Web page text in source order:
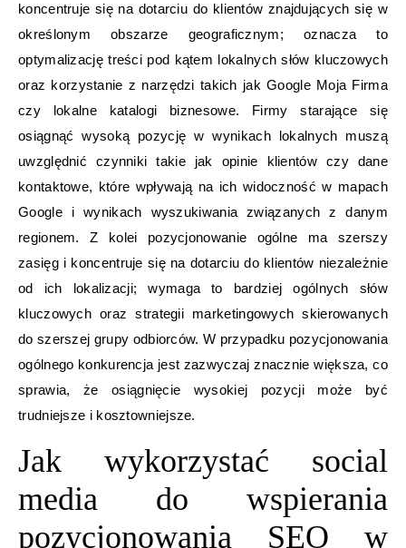
koncentruje się na dotarciu do klientów znajdujących się w
określonym obszarze geograficznym; oznacza to
optymalizację treści pod kątem lokalnych słów kluczowych
oraz korzystanie z narzędzi takich jak Google Moja Firma
czy lokalne katalogi biznesowe. Firmy starające się
osiągnąć wysoką pozycję w wynikach lokalnych muszą
uwzględnić czynniki takie jak opinie klientów czy dane
kontaktowe, które wpływają na ich widoczność w mapach
Google i wynikach wyszukiwania związanych z danym
regionem. Z kolei pozycjonowanie ogólne ma szerszy
zasięg i koncentruje się na dotarciu do klientów niezależnie
od ich lokalizacji; wymaga to bardziej ogólnych słów
kluczowych oraz strategii marketingowych skierowanych
do szerszej grupy odbiorców. W przypadku pozycjonowania
ogólnego konkurencja jest zazwyczaj znacznie większa, co
sprawia, że osiągnięcie wysokiej pozycji może być
trudniejsze i kosztowniejsze.
Jak wykorzystać social
media do wspierania
pozycjonowania SEO w